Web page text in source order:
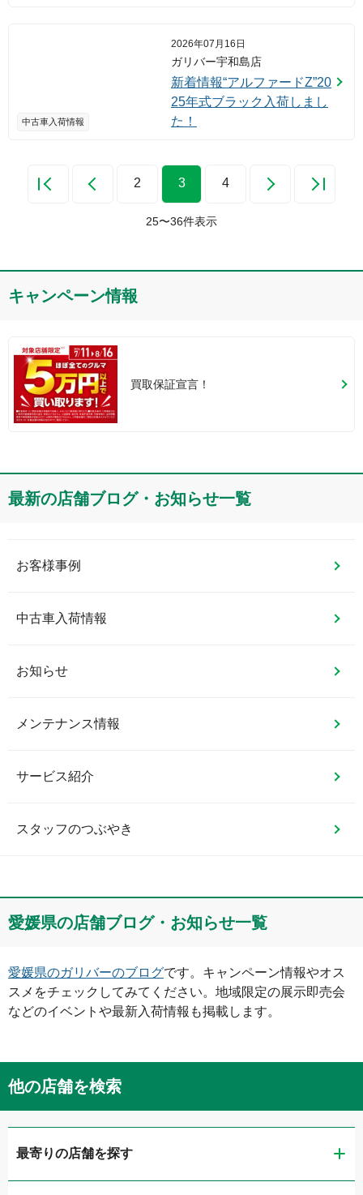
中古車入荷情報
2026年07月16日
ガリバー宇和島店
新着情報“アルファードZ”20
25年式ブラック入荷しまし
た！
2 3 4
25〜36件表示
キャンペーン情報
買取保証宣言！
最新の店舗ブログ・お知らせ一覧
お客様事例
中古車入荷情報
お知らせ
メンテナンス情報
サービス紹介
スタッフのつぶやき
愛媛県の店舗ブログ・お知らせ一覧
愛媛県のガリバーのブログです。キャンペーン情報やオス
スメをチェックしてみてください。地域限定の展示即売会
などのイベントや最新入荷情報も掲載します。
他の店舗を検索
最寄りの店舗を探す